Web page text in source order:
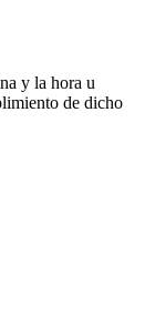
y la hora u
de dicho